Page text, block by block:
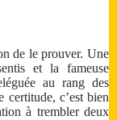
de le prouver. Une
et la fameuse
au rang des
certitude, c’est bien
à trembler deux